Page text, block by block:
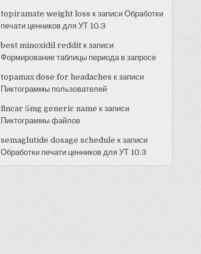
topiramate weight loss к записи Обработки
печати ценников для УТ 10.3
best minoxidil reddit к записи
Формирование таблицы периода в запросе
topamax dose for headaches к записи
Пиктограммы пользователей
fincar 5mg generic name к записи
Пиктограммы файлов
semaglutide dosage schedule к записи
Обработки печати ценников для УТ 10.3